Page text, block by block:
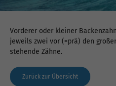
Vorderer oder kleiner
jeweils zwei vor (=prä) den
stehende Zähne.
Zurück zur Übersicht